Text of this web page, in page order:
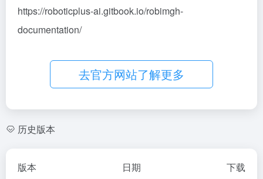
https://roboticplus-ai.gitbook.io/robimgh-
documentation/
去官方网站了解更多
历史版本
版本 日期 下载